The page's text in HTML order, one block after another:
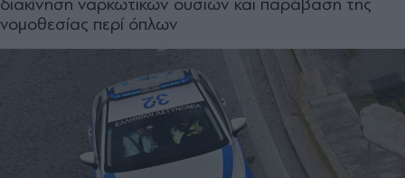
νομοθεσίας περί όπλων